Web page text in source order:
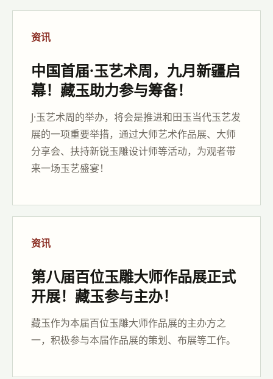
资讯
中国首届·玉艺术周，九月新疆启
幕！藏玉助力参与筹备！
J·玉艺术周的举办，将会是推进和田玉当代玉艺发
展的一项重要举措，通过大师艺术作品展、大师
分享会、扶持新锐玉雕设计师等活动，为观者带
来一场玉艺盛宴！
资讯
第八届百位玉雕大师作品展正式
开展！藏玉参与主办！
藏玉作为本届百位玉雕大师作品展的主办方之
一，积极参与本届作品展的策划、布展等工作。